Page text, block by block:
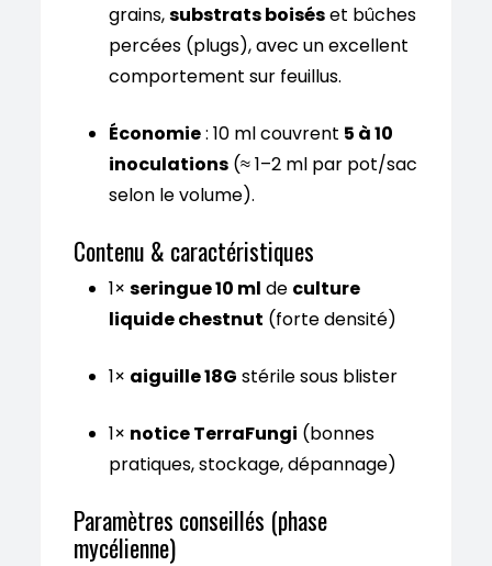
grains,substrats boiséset bûches
percées (plugs), avec un excellent
comportement sur feuillus.
Économie: 10 ml couvrent 5 à 10
inoculations (≈ 1–2 ml par pot/sac
selon le volume).
Contenu & caractéristiques
1× seringue 10 ml de culture
liquide chestnut (forte densité)
1× aiguille 18G stérile sous blister
1× notice TerraFungi (bonnes
pratiques, stockage, dépannage)
Paramètres conseillés (phase
mycélienne)